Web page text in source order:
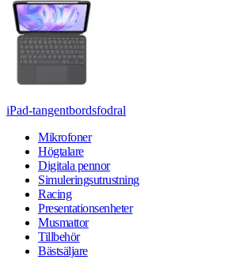
iPad-tangentbordsfodral
Mikrofoner
Högtalare
Digitala pennor
Simuleringsutrustning
Racing
Presentationsenheter
Musmattor
Tillbehör
Bästsäljare